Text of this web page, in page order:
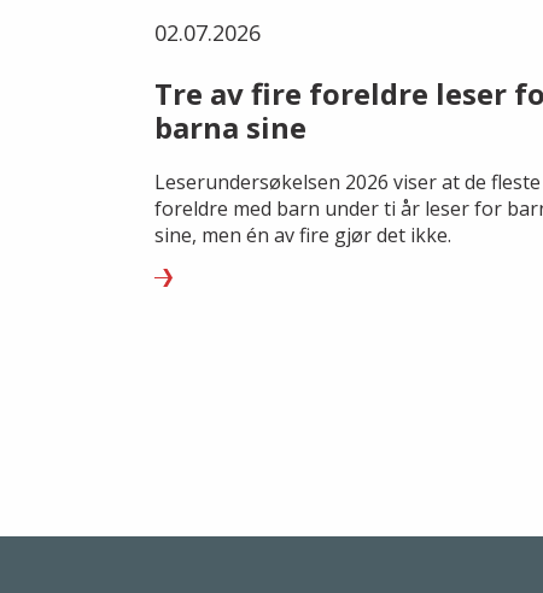
02.07.2026
Tre av fire foreldre leser
barna sine
Leserundersøkelsen 2026 viser at de fleste
foreldre med barn under ti år leser for
sine, men én av fire gjør det ikke.